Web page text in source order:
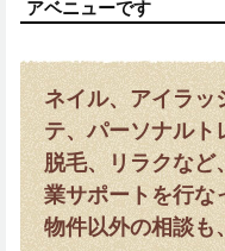
アベニューです
ネイル、アイラッ
テ、パーソナルト
脱毛、リラクなど
業サポートを行な
物件以外の相談も